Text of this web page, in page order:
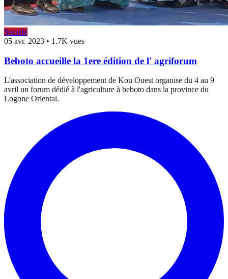
Société
05 avr. 2023 • 1.7K vues
Beboto accueille la 1ere édition de l' agriforum
L'association de développement de Kou Ouest organise du 4 au 9
avril un forum dédié à l'agriculture à beboto dans la province du
Logone Oriental.